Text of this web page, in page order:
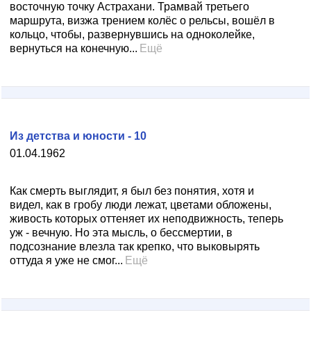
восточную точку Астрахани. Трамвай третьего
маршрута, визжа трением колёс о рельсы, вошёл в
кольцо, чтобы, развернувшись на одноколейке,
вернуться на конечную... Ещё
01.04.1962
Из детства и юности - 10
Как смерть выглядит, я был без понятия, хотя и
видел, как в гробу люди лежат, цветами обложены,
живость которых оттеняет их неподвижность, теперь
уж - вечную. Но эта мысль, о бессмертии, в
подсознание влезла так крепко, что выковырять
оттуда я уже не смог... Ещё